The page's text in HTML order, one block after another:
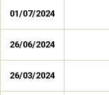
01/07/2024
26/06/2024
26/03/2024